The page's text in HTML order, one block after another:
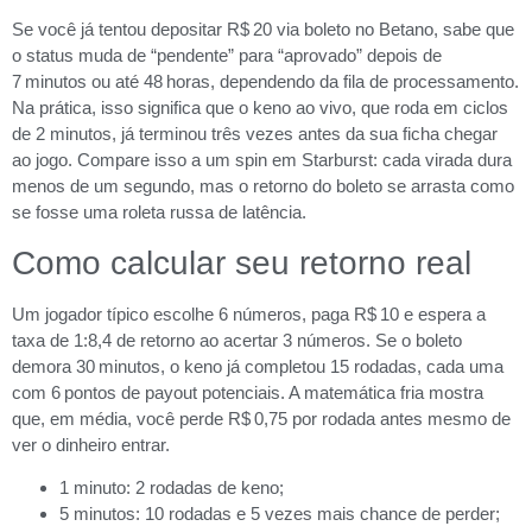
Se você já tentou depositar R$ 20 via boleto no Betano, sabe que
o status muda de “pendente” para “aprovado” depois de
7 minutos ou até 48 horas, dependendo da fila de processamento.
Na prática, isso significa que o keno ao vivo, que roda em ciclos
de 2 minutos, já terminou três vezes antes da sua ficha chegar
ao jogo. Compare isso a um spin em Starburst: cada virada dura
menos de um segundo, mas o retorno do boleto se arrasta como
se fosse uma roleta russa de latência.
Como calcular seu retorno real
Um jogador típico escolhe 6 números, paga R$ 10 e espera a
taxa de 1:8,4 de retorno ao acertar 3 números. Se o boleto
demora 30 minutos, o keno já completou 15 rodadas, cada uma
com 6 pontos de payout potenciais. A matemática fria mostra
que, em média, você perde R$ 0,75 por rodada antes mesmo de
ver o dinheiro entrar.
1 minuto: 2 rodadas de keno;
5 minutos: 10 rodadas e 5 vezes mais chance de perder;